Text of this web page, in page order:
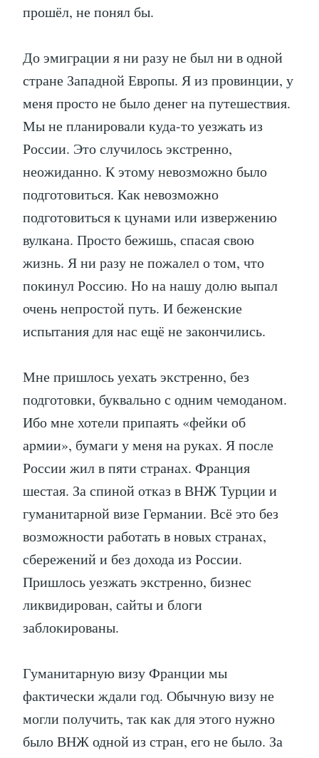
прошёл, не понял бы.
До эмиграции я ни разу не был ни в одной
стране Западной Европы. Я из провинции, у
меня просто не было денег на путешествия.
Мы не планировали куда-то уезжать из
России. Это случилось экстренно,
неожиданно. К этому невозможно было
подготовиться. Как невозможно
подготовиться к цунами или извержению
вулкана. Просто бежишь, спасая свою
жизнь. Я ни разу не пожалел о том, что
покинул Россию. Но на нашу долю выпал
очень непростой путь. И беженские
испытания для нас ещё не закончились.
Мне пришлось уехать экстренно, без
подготовки, буквально с одним чемоданом.
Ибо мне хотели припаять «фейки об
армии», бумаги у меня на руках. Я после
России жил в пяти странах. Франция
шестая. За спиной отказ в ВНЖ Турции и
гуманитарной визе Германии. Всё это без
возможности работать в новых странах,
сбережений и без дохода из России.
Пришлось уезжать экстренно, бизнес
ликвидирован, сайты и блоги
заблокированы.
Гуманитарную визу Франции мы
фактически ждали год. Обычную визу не
могли получить, так как для этого нужно
было ВНЖ одной из стран, его не было. За